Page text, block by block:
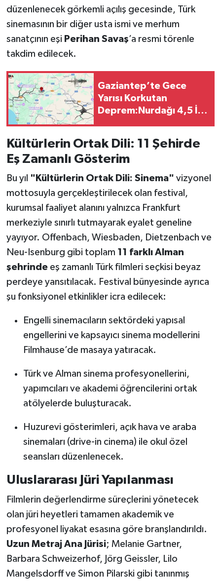
düzenlenecek görkemli açılış gecesinde, Türk
sinemasının bir diğer usta ismi ve merhum
sanatçının eşi Perihan Savaş’a resmi törenle
takdim edilecek.
Gaziantep’te Gece
Yarısı Korkutan
Deprem:Nurdağı 4,5 İle
Kültürlerin Ortak Dili: 11 Şehirde
Eş Zamanlı Gösterim
Bu yıl "Kültürlerin Ortak Dili: Sinema" vizyonel
mottosuyla gerçekleştirilecek olan festival,
kurumsal faaliyet alanını yalnızca Frankfurt
merkeziyle sınırlı tutmayarak eyalet geneline
yayıyor. Offenbach, Wiesbaden, Dietzenbach ve
Neu-Isenburg gibi toplam 11 farklı Alman
şehrindeeş zamanlı Türk filmleri seçkisi beyaz
perdeye yansıtılacak. Festival bünyesinde ayrıca
şu fonksiyonel etkinlikler icra edilecek:
Engelli sinemacıların sektördeki yapısal
engellerini ve kapsayıcı sinema modellerini
Filmhause’de masaya yatıracak.
Türk ve Alman sinema profesyonellerini,
yapımcıları ve akademi öğrencilerini ortak
atölyelerde buluşturacak.
Huzurevi gösterimleri, açık hava ve araba
sinemaları (drive-in cinema) ile okul özel
seansları düzenlenecek.
Uluslararası Jüri Yapılanması
Filmlerin değerlendirme süreçlerini yönetecek
olan jüri heyetleri tamamen akademik ve
profesyonel liyakat esasına göre branşlandırıldı.
Uzun Metraj Ana Jürisi; Melanie Gartner,
Barbara Schweizerhof, Jörg Geissler, Lilo
Mangelsdorff ve Simon Pilarski gibi tanınmış